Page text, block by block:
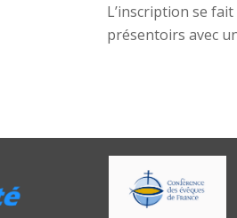
L’inscription se
présentoirs avec